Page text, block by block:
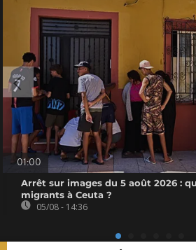
01:00
Arrêt sur images du 5 août 2026 :
migrants à Ceuta ?
05/08 - 14:36